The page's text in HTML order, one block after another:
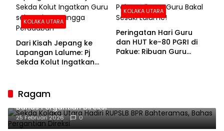
KOLAKA UTARA
Dari Kisah Jepang ke
Lapangan Lalume: Pj
Sekda Kolut Ingatkan
KOLAKA UTARA
Peringatan Hari Guru
dan HUT ke-80 PGRI di
Pakue: Ribuan Guru
Ragam
Sekda Kolaka Utara Hadiri RUPSLB BPR Bahteramas,
Bahas Pergantian Direksi
25 Februari 2026 0